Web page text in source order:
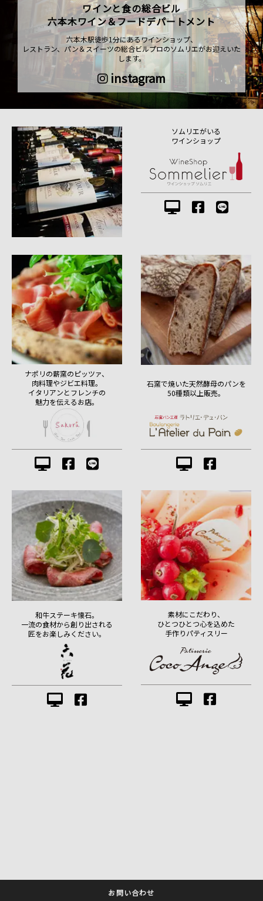
ワインと食の総合ビル
六本木ワイン＆フードデパートメント
六本木駅徒歩1分にあるワインショップ、
レストラン、パン＆スイーツの総合ビルプロのソムリエがお迎えいた
します。
instagram
ソムリエがいる
ワインショップ
ナポリの薪窯のピッツァ、
肉料理やジビエ料理。
イタリアンとフレンチの
魅力を伝えるお店。
石窯で焼いた天然酵母のパンを
50種類以上販売。
和牛ステーキ懐石。
一流の食材から創り出される
匠をお楽しみください。
素材にこだわり、
ひとつひとつ心を込めた
手作りパティスリー
お問い合わせ